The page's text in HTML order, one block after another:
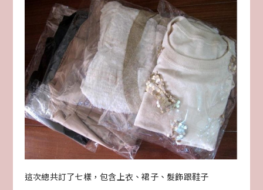
這次總共訂了七樣，包含上衣、裙子、髮飾跟鞋子